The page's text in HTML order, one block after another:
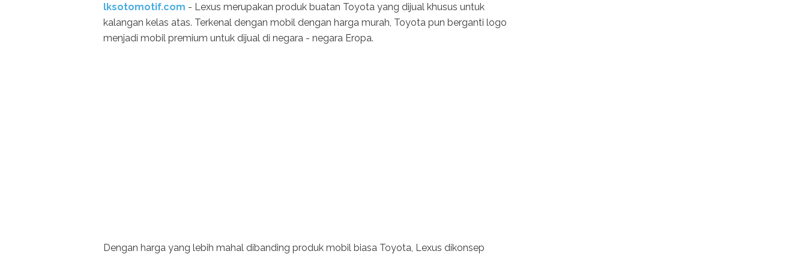
lksotomotif.com - Lexus merupakan produk buatan Toyota yang dijual khusus untuk
kalangan kelas atas. Terkenal dengan mobil dengan harga murah, Toyota pun berganti logo
menjadi mobil premium untuk dijual di negara - negara Eropa.
Dengan harga yang lebih mahal dibanding produk mobil biasa Toyota, Lexus dikonsep